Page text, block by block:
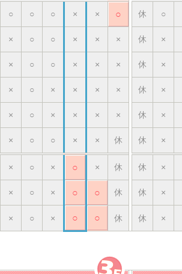
○ ○ ○ × × ○ 休 ○
× ○ ○ × × × 休 ×
× ○ ○ × × × 休 ×
× ○ × × × × 休 ×
× ○ × × × × 休 ×
× ○ ○ × × 休 休 ×
× ○ × ○ × 休 休 ×
× ○ × ○ ○ 休 休 ×
× ○ × ○ ○ 休 休 ×